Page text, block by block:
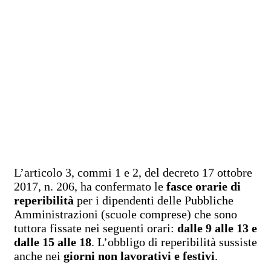
L’articolo 3, commi 1 e 2, del decreto 17 ottobre
2017, n. 206, ha confermato le fasce orarie di
reperibilità per i dipendenti delle Pubbliche
Amministrazioni (scuole comprese) che sono
tuttora fissate nei seguenti orari: dalle 9 alle 13 e
dalle 15 alle 18. L’obbligo di reperibilità sussiste
anche nei giorni non lavorativi e festivi.